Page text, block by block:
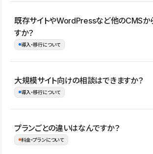
コーポレートサイト、サービスサイト、LP、採
グ・メディア、イベントサイト、店舗・商品紹
ォリオなど幅広く制作できます。
既存サイトやWordPressなど他のCMSか
すか？
導入・移行について
はい。既存サイトの構成やコンテンツ、URLを整
Studio上に再構築する形で移行できます。
イト全体のデザインや設定がそのまま移行される
め、移行後にページ構成やデザイン、CMS設計
大規模サイト向けの相談はできますか？
導入・移行について
はい。アクセス規模が大きいサイトや、複数部門
理、セキュリティ確認、既存システムとの連携
プランごとの違いはなんですか？
料金・プランについて